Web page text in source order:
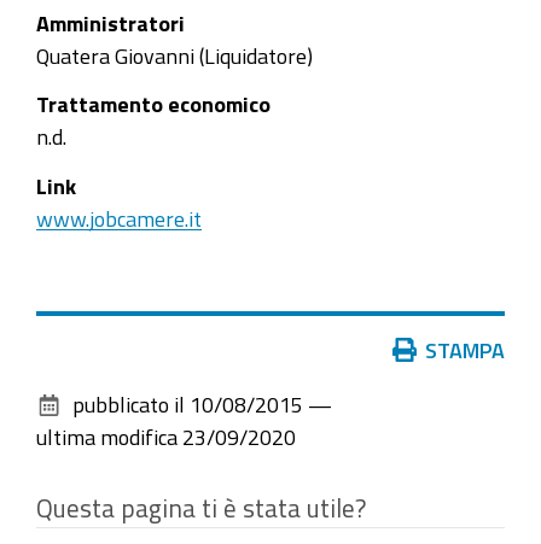
Amministratori
Quatera Giovanni (Liquidatore)
Trattamento economico
n.d.
Link
www.jobcamere.it
documento
STAMPA
pubblicato il 10/08/2015 —
ultima modifica 23/09/2020
Questa pagina ti è stata utile?